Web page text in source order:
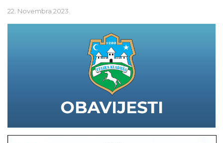
22. Novembra 2023.